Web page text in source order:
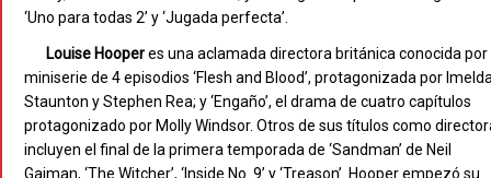
‘Uno para todas 2’ y ‘Jugada perfecta’.
Louise Hooperes una aclamada directora británica conocida por
miniserie de 4 episodios ‘Flesh and Blood’, protagonizada por
Staunton y Stephen Rea; y ‘Engaño’, el drama de cuatro capítulos
protagonizado por Molly Windsor. Otros de sus títulos como
incluyen el final de la primera temporada de ‘Sandman’ de Neil
Gaiman, ‘The Witcher’, ‘Inside No. 9’ y ‘Treason’. Hooper empezó su